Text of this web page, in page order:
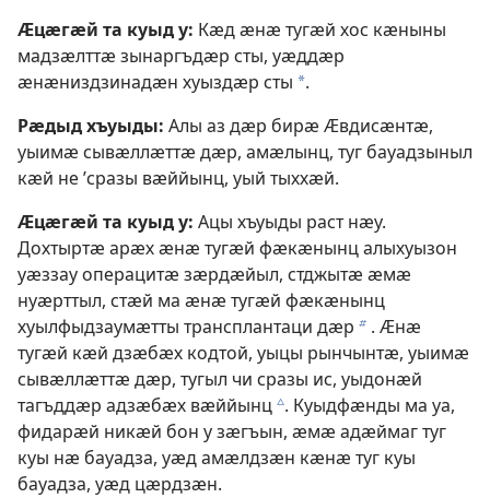
Ӕцӕгӕй та куыд у: Кӕд ӕнӕ тугӕй хос кӕныны
мадзӕлттӕ зынаргъдӕр сты, уӕддӕр
ӕнӕниздзинадӕн хуыздӕр сты a.
Рӕдыд хъуыды: Алы аз дӕр бирӕ Ӕвдисӕнтӕ,
уыимӕ сывӕллӕттӕ дӕр, амӕлынц, туг бауадзыныл
кӕй не ’сразы вӕййынц, уый тыххӕй.
Ӕцӕгӕй та куыд у: Ацы хъуыды раст нӕу.
Дохтыртӕ арӕх ӕнӕ тугӕй фӕкӕнынц алыхуызон
уӕззау операцитӕ зӕрдӕйыл, стджытӕ ӕмӕ
нуӕрттыл, стӕй ма ӕнӕ тугӕй фӕкӕнынц
хуылфыдзаумӕтты трансплантаци дӕр b . Ӕнӕ
тугӕй кӕй дзӕбӕх кодтой, уыцы рынчынтӕ, уыимӕ
сывӕллӕттӕ дӕр, тугыл чи сразы ис, уыдонӕй
тагъддӕр адзӕбӕх вӕййынцc. Куыдфӕнды ма уа,
фидарӕй никӕй бон у зӕгъын, ӕмӕ адӕймаг туг
куы нӕ бауадза, уӕд амӕлдзӕн кӕнӕ туг куы
бауадза, уӕд цӕрдзӕн.